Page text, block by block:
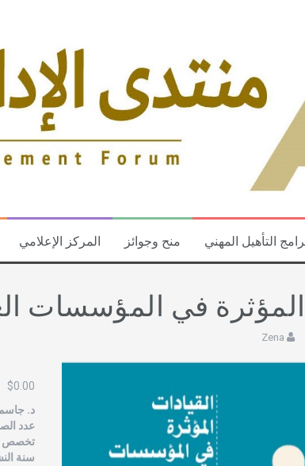
المركز الإعلامي منح وجوائز التأهيل المهني
المؤثرة في المؤسسات
Zena
$0.00
ﺩ.
عدد
تخصص
سنة